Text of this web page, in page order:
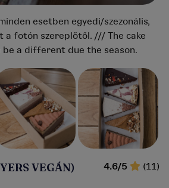
esetben egyedi/szezonális,
a fotón szereplőtől. /// The cake
be a different due the season.
VEGÁN) 4.6/5 (11)